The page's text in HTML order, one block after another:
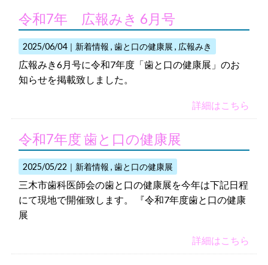
令和7年 広報みき 6月号
2025/06/04｜ 新着情報 歯と口の健康展 広報みき
広報みき6月号に令和7年度「歯と口の健康展」のお
知らせを掲載致しました。
詳細はこちら
令和7年度 歯と口の健康展
2025/05/22｜ 新着情報 歯と口の健康展
三木市歯科医師会の歯と口の健康展を今年は下記日程
にて現地で開催致します。 『令和7年度歯と口の健康
展
詳細はこちら